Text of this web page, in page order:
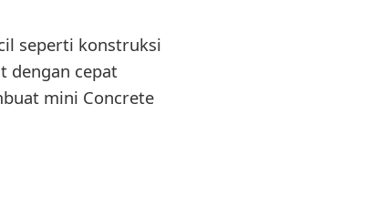
seperti konstruksi
dengan cepat
mini Concrete